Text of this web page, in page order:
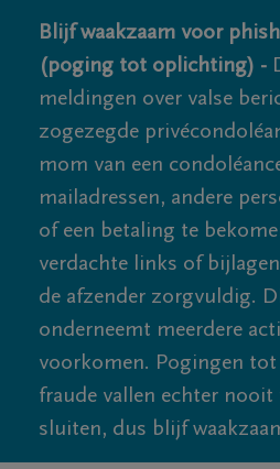
Blijf waakzaam voor
(poging tot oplichting) -
meldingen over valse
zogezegde
mom van een
mailadressen, andere
of een betaling te
verdachte links of
de afzender zorgvuldig.
onderneemt meerdere
voorkomen. Pogingen
fraude vallen echter
sluiten, dus blijf